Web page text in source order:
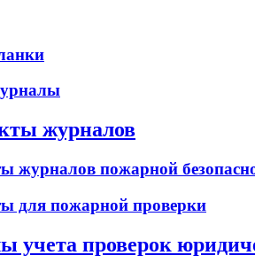
журналов
журналов пожарной
для пожарной проверки
учета проверок